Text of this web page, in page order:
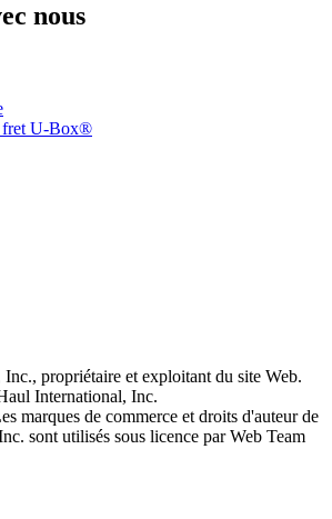
nous
fret U-Box®
Inc., propriétaire et exploitant du site Web.
International, Inc.
marques de commerce et droits d'auteur de
sont utilisés sous licence par Web Team